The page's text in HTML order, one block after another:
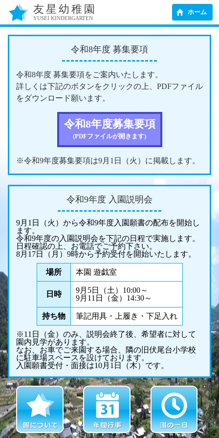
友星幼稚園
YUSEI KINDERGARTEN
ホーム
令和8年度 募集要項
令和8年度 募集要項をご案内いたします。
詳しくは下記のボタンをクリックの上、PDFファイル
をダウンロード願います。
令和8年度募集要項
(PDFファイルが開きます)
※令和9年度募集要項は9月1日（火）に掲載します。
令和9年度 入園説明会
9月1日（火）から令和9年度入園願書の配布を開始し
ます。
令和9年度の入園説明会を下記の日程で実施します。
日程確認の上、お電話でご予約下さい。
8月17日（月）9時から予約受付を開始いたします。
場所 本園 遊戯室
日時
9月5日（土）10:00～
9月11日（金）14:30～
持ち物 筆記用具・上履き・下足入れ
※11日（金）のみ、説明会終了後、希望者に対して
園内見学があります。
なお、お車でご来園する場合、隣の旧伏尾台小学校
に駐車場スペースを設けております。
入園願書受付・面接は10月1日（木）です。